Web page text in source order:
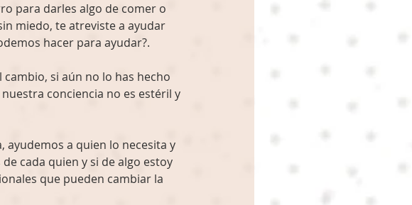
para darles algo de comer o
miedo, te atreviste a ayudar
hacer para ayudar?.
si aún no lo has hecho
conciencia no es estéril y
ayudemos a quien lo necesita y
cada quien y si de algo estoy
que pueden cambiar la